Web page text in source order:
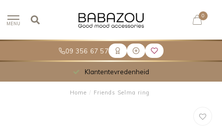
09 356 67 57
MENU
0
Klantentevredenheid
Home / Friends Selma ring